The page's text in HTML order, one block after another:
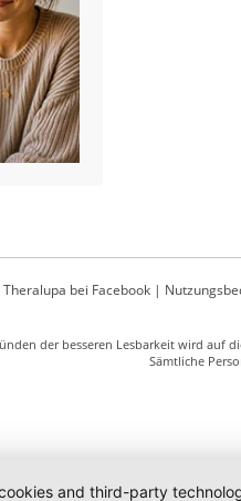
Theralupa bei Facebook|
der besseren Lesbarkeit wird auf
Sämtliche
and third-party